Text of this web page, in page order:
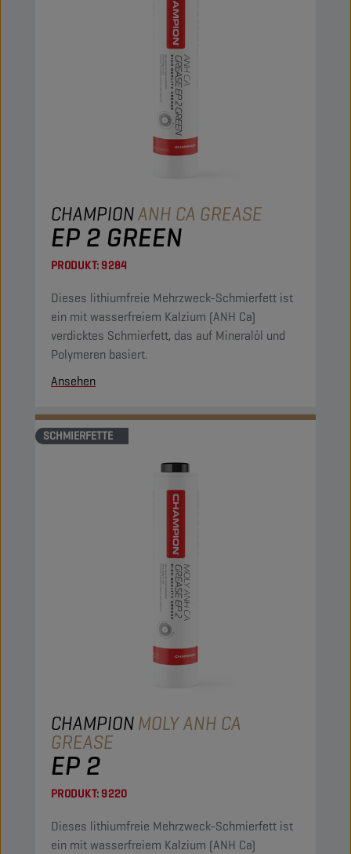
CHAMPIONANH CA GREASE
EP 2 GREEN
PRODUKT:9284
Dieses lithiumfreie Mehrzweck-Schmierfett ist
ein mit wasserfreiem Kalzium (ANH Ca)
verdicktes Schmierfett, das auf Mineralöl und
Polymeren basiert.
Ansehen
SCHMIERFETTE
CHAMPIONMOLY ANH CA
GREASE
EP 2
PRODUKT:9220
Dieses lithiumfreie Mehrzweck-Schmierfett ist
ein mit wasserfreiem Kalzium (ANH Ca)